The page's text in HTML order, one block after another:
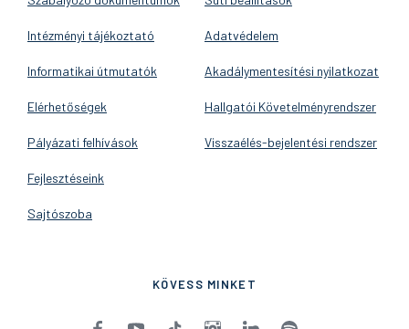
Intézményi tájékoztató
Informatikai útmutatók
Elérhetőségek
Pályázati felhívások
Fejlesztéseink
Sajtószoba
Adatvédelem
Akadálymentesítési nyilatkozat
Hallgatói Követelményrendszer
Visszaélés-bejelentési rendszer
KÖVESS MINKET